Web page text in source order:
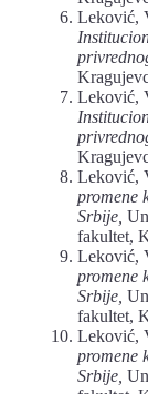
Leković,
Leković,
Leković,
promene
Srbije,
fakultet,
Leković,
promene
Srbije,
fakultet,
Leković,
promene
Srbije,